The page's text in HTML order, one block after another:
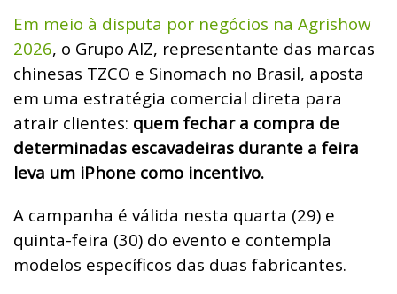
Em meio à disputa por negócios na Agrishow
2026, o Grupo AIZ, representante das marcas
chinesas TZCO e Sinomach no Brasil, aposta
em uma estratégia comercial direta para
atrair clientes: quem fechar a compra de
determinadas escavadeiras durante a feira
leva um iPhone como incentivo.
A campanha é válida nesta quarta (29) e
quinta-feira (30) do evento e contempla
modelos específicos das duas fabricantes.